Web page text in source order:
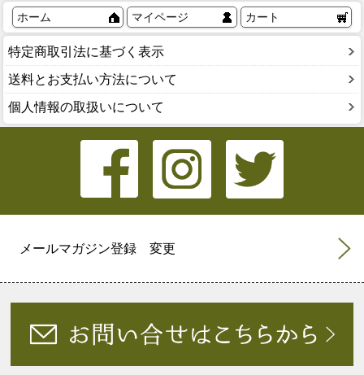
ホーム マイページ カート
特定商取引法に基づく表示
送料とお支払い方法について
個人情報の取扱いについて
メールマガジン登録 変更